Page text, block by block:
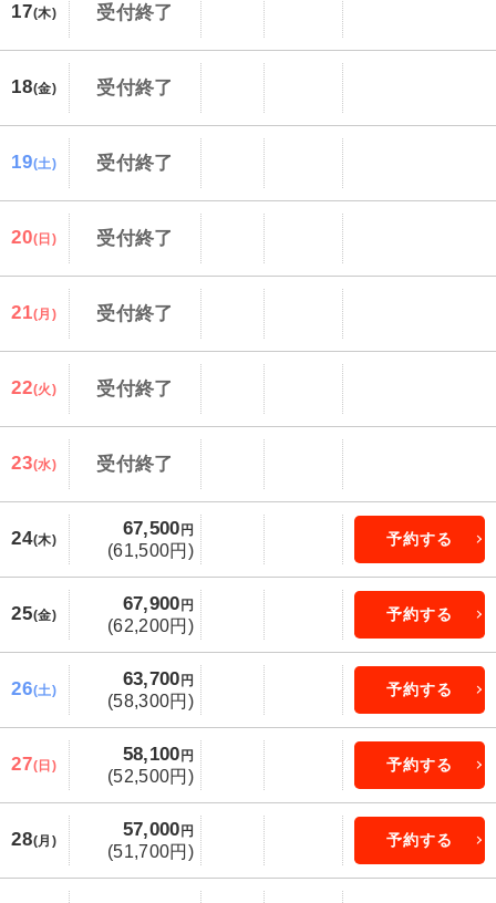
17(木) 受付終了
18(金) 受付終了
19(土) 受付終了
20(日) 受付終了
21(月) 受付終了
22(火) 受付終了
23(水) 受付終了
24(木)
67,500 円
(61,500円)
予約する
25(金)
67,900 円
(62,200円)
予約する
26(土)
63,700 円
(58,300円)
予約する
27(日)
58,100 円
(52,500円)
予約する
28(月)
57,000 円
(51,700円)
予約する